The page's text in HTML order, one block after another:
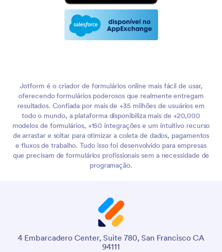
Jotform é o criador de formulários online mais fácil de usar,
oferecendo formulários poderosos que realmente entregam
resultados. Confiada por mais de +35 milhões de usuários em
todo o mundo, a plataforma disponibiliza mais de +20,000
modelos de formulários, +150 integrações e um intuitivo recurso
de arrastar e soltar para otimizar a coleta de dados, pagamentos
e fluxos de trabalho. Tudo isso foi desenvolvido para empresas
que precisam de formulários profissionais sem a necessidade de
programação.
4 Embarcadero Center, Suite 780, San Francisco CA
94111